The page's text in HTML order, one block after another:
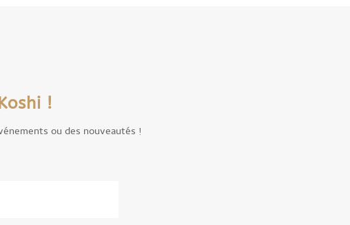
!
ou des nouveautés !